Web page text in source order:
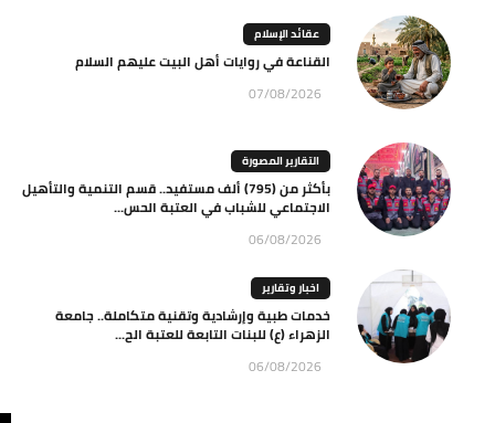
عقائد الإسلام
القناعة في روايات أهل البيت عليهم السلام
07/08/2026
التقارير المصورة
بأكثر من (795) ألف مستفيد.. قسم التنمية والتأهيل
الاجتماعي للشباب في العتبة الحس...
06/08/2026
اخبار وتقارير
خدمات طبية وإرشادية وتقنية متكاملة.. جامعة
الزهراء (ع) للبنات التابعة للعتبة الح...
06/08/2026